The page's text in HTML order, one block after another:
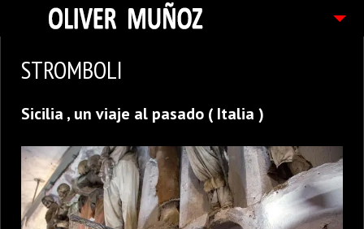
FOTOGRAFIAS
CONTACTO
STROMBOLI
Sicilia , un viaje al pasado ( Italia )